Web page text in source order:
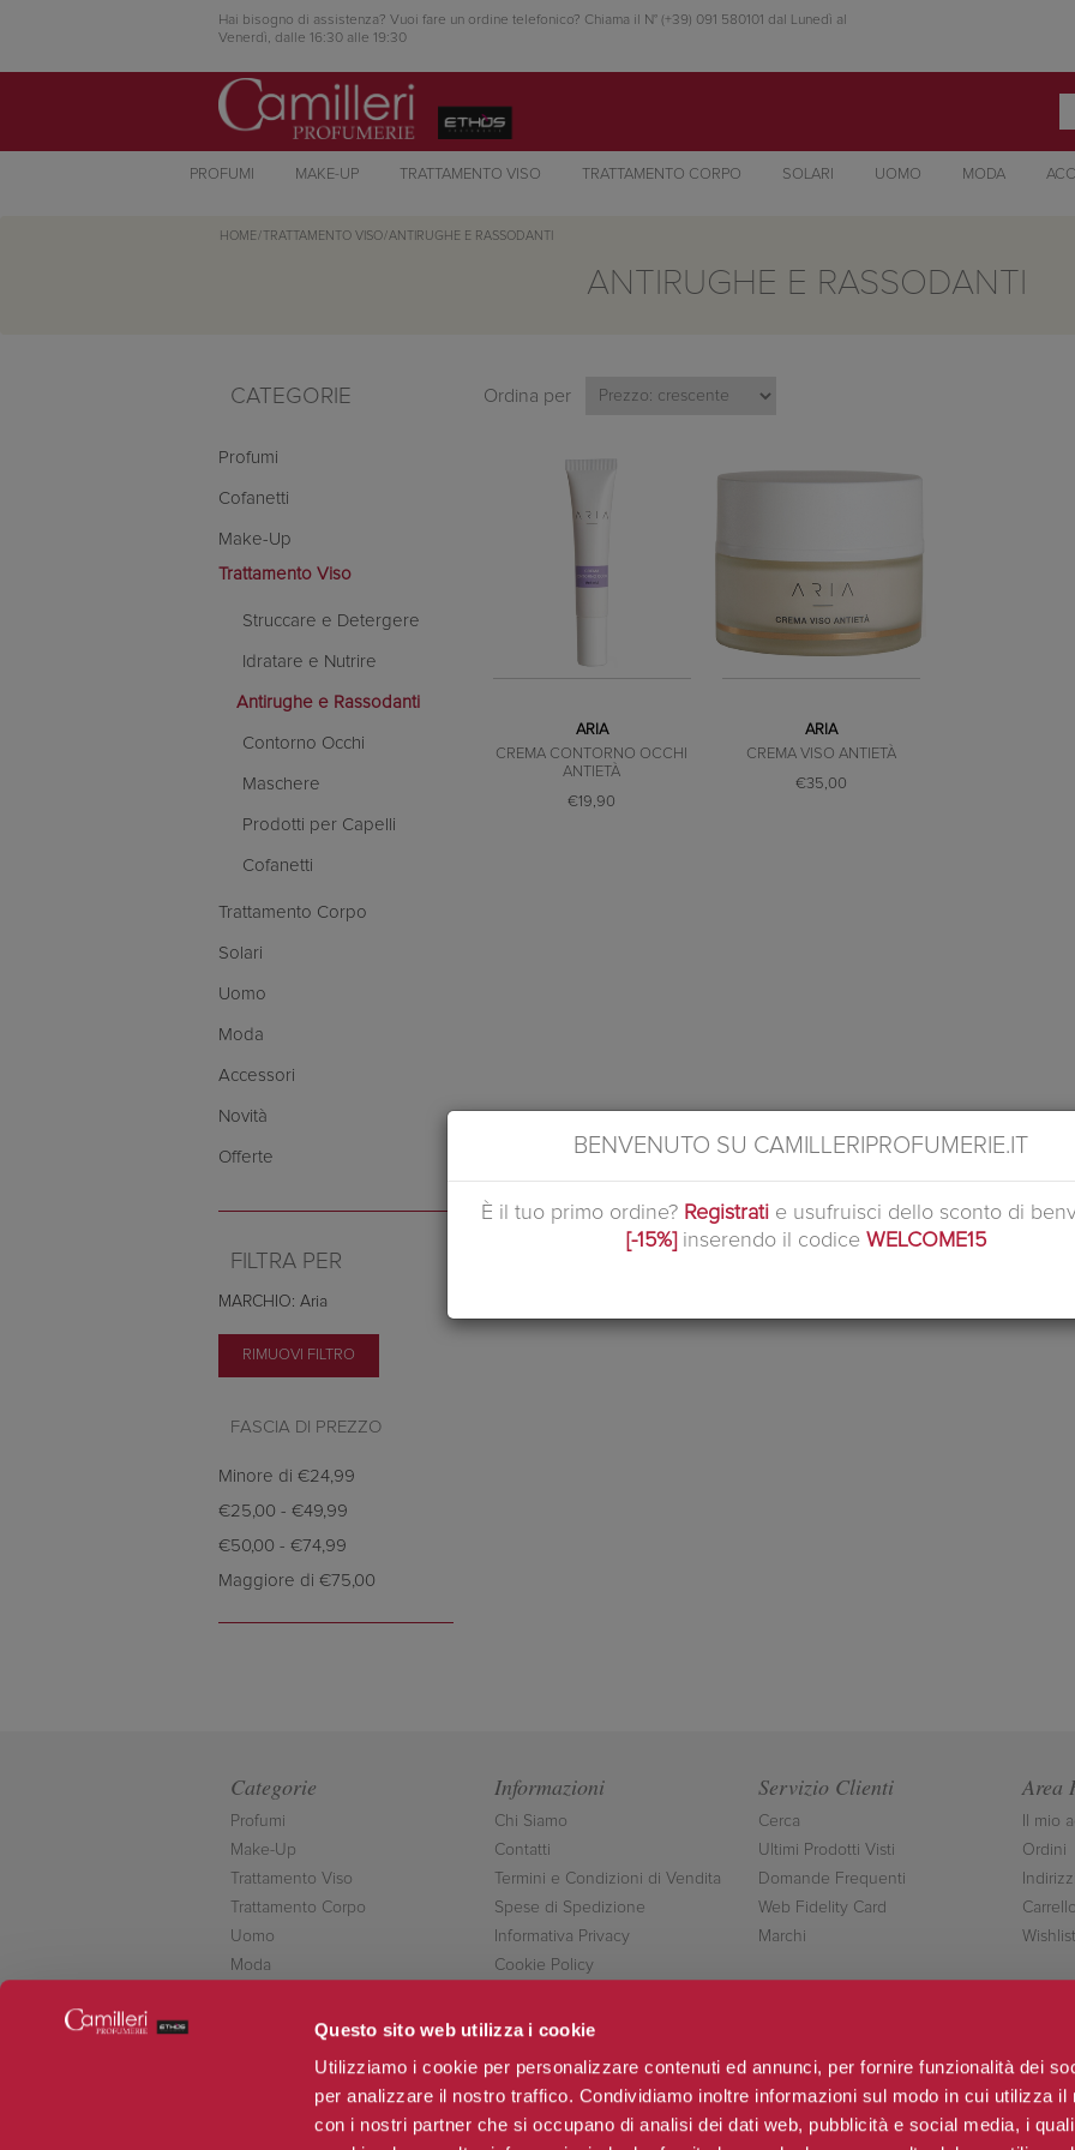
Questo sito web utilizza i cookie
Utilizziamo i cookie per personalizzare contenuti ed annunci, per fornire funzionalità dei
per analizzare il nostro traffico. Condividiamo inoltre informazioni sul modo in cui utilizza il
con i nostri partner che si occupano di analisi dei dati web, pubblicità e social media, i
Hai bisogno di assistenza? Vuoi fare un ordine telefonico? Chiama il N° (+39) 091 580101 dal Lunedì al
Venerdì, dalle 16:30 alle 19:30
PROFUMI MAKE-UP TRATTAMENTO VISO TRATTAMENTO CORPO SOLARI UOMO MODA
HOME/ TRATTAMENTO VISO/ ANTIRUGHE E RASSODANTI
ANTIRUGHE E RASSODANTI
CATEGORIE
Profumi
Cofanetti
Make-Up
Trattamento Viso
Struccare e Detergere
Idratare e Nutrire
Antirughe e Rassodanti
Contorno Occhi
Maschere
Prodotti per Capelli
Cofanetti
Trattamento Corpo
Solari
Uomo
Moda
Accessori
Novità
Offerte
FILTRA PER
MARCHIO: Aria
RIMUOVI FILTRO
FASCIA DI PREZZO
Minore di €24,99
€25,00 - €49,99
€50,00 - €74,99
Maggiore di €75,00
Ordina per
ARIA
CREMA CONTORNO OCCHI
ANTIETÀ
€19,90
ARIA
CREMA VISO ANTIETÀ
€35,00
Categorie
Profumi
Make-Up
Trattamento Viso
Trattamento Corpo
Uomo
Moda
Informazioni
Chi Siamo
Contatti
Termini e Condizioni di Vendita
Spese di Spedizione
Informativa Privacy
Cookie Policy
Servizio Clienti
Cerca
Ultimi Prodotti Visti
Domande Frequenti
Web Fidelity Card
Marchi
Area
Il mio
Ordini
Indirizzi
Carrello
Wishlist
Seguici
BENVENUTO SU CAMILLERIPROFUMERIE.IT
È il tuo primo ordine? Registrati e usufruisci dello sconto di
[-15%] inserendo il codice WELCOME15